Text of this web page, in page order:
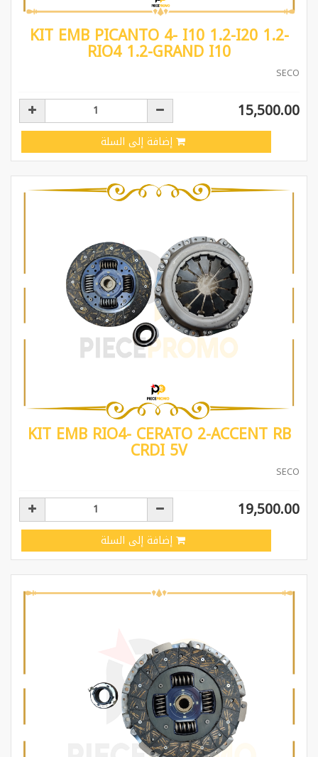
KIT EMB PICANTO 4- I10 1.2-I20 1.2-
RIO4 1.2-GRAND I10
SECO
15,500.00
إضافة إلى السلة
KIT EMB RIO4- CERATO 2-ACCENT RB
CRDI 5V
SECO
19,500.00
إضافة إلى السلة